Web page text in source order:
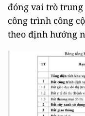
đóng vai trò
công trình công
theo định hướng